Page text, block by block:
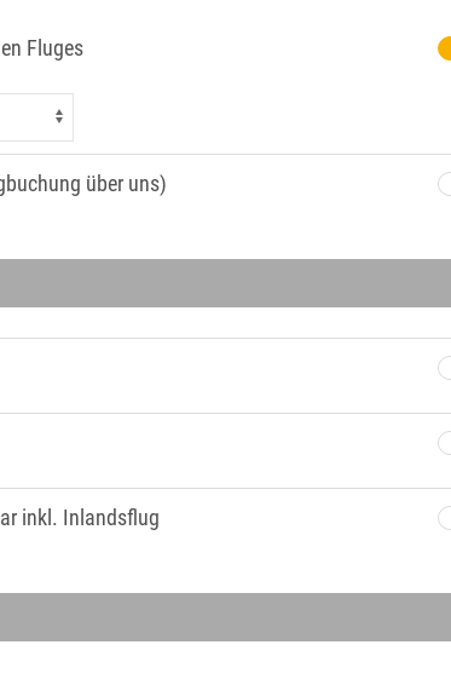
Fluges
über uns)
inkl. Inlandsflug